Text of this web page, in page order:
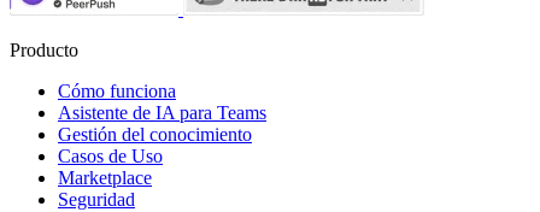
Producto
Cómo funciona
Asistente de IA para Teams
Gestión del conocimiento
Casos de Uso
Marketplace
Seguridad